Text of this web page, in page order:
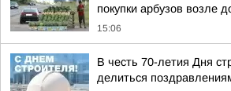
покупки арбузов возле
15:06
В честь 70-летия Дня
делиться